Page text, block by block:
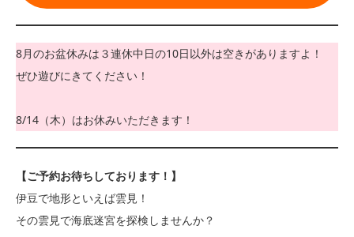
8月のお盆休みは３連休中日の10日以外は空きがありますよ！
ぜひ遊びにきてください！
8/14（木）はお休みいただきます！
【ご予約お待ちしております！】
伊豆で地形といえば雲見！
その雲見で海底迷宮を探検しませんか？